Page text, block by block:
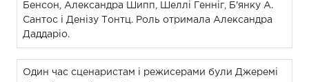
Бенсон, Александра Шипп, Шеллі Генніг, Б'янку А.
Сантос і Денізу Тонтц. Роль отримала Александра
Даддаріо.
Один час сценаристам і режисерами були Джеремі